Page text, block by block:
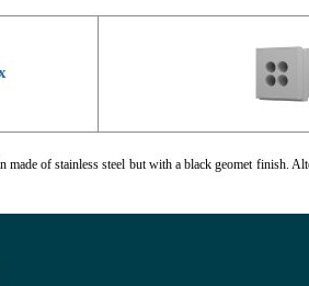
of stainless steel but with a black geomet finish.